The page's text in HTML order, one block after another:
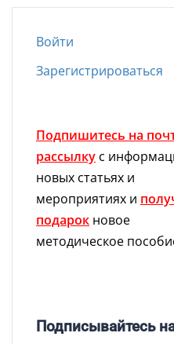
Войти
Зарегистрироваться
Подпишитесь на
рассылку с
новых статьях и
мероприятиях и
подарок новое
методическое
Подписывайтесь